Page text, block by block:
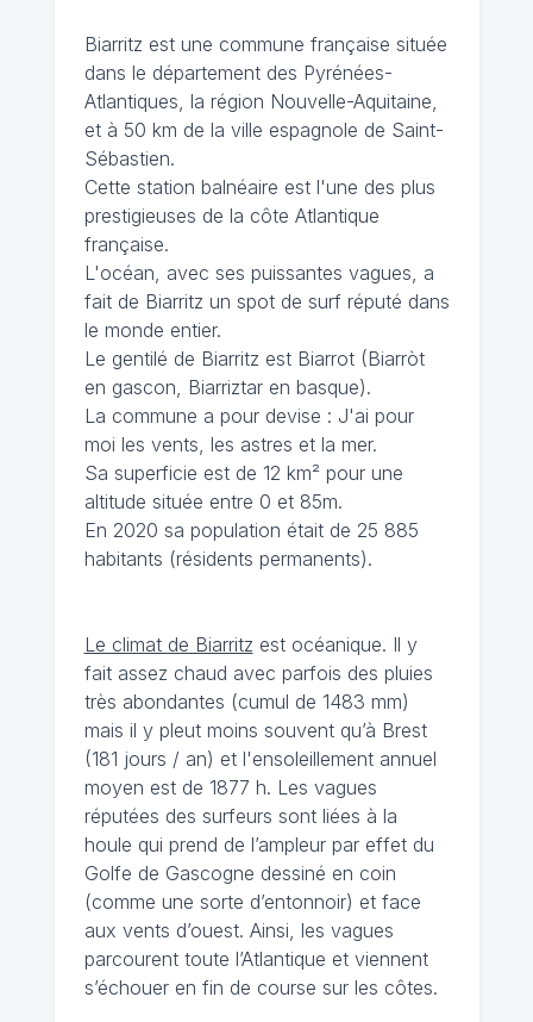
Biarritz est une commune française située
dans le département des Pyrénées-
Atlantiques, la région Nouvelle-Aquitaine,
et à 50 km de la ville espagnole de Saint-
Sébastien.
Cette station balnéaire est l'une des plus
prestigieuses de la côte Atlantique
française.
L'océan, avec ses puissantes vagues, a
fait de Biarritz un spot de surf réputé dans
le monde entier.
Le gentilé de Biarritz est Biarrot (Biarròt
en gascon, Biarriztar en basque).
La commune a pour devise : J'ai pour
moi les vents, les astres et la mer.
Sa superficie est de 12 km² pour une
altitude située entre 0 et 85m.
En 2020 sa population était de 25 885
habitants (résidents permanents).
Le climat de Biarritz est océanique. Il y
fait assez chaud avec parfois des pluies
très abondantes (cumul de 1483 mm)
mais il y pleut moins souvent qu’à Brest
(181 jours / an) et l'ensoleillement annuel
moyen est de 1877 h. Les vagues
réputées des surfeurs sont liées à la
houle qui prend de l’ampleur par effet du
Golfe de Gascogne dessiné en coin
(comme une sorte d’entonnoir) et face
aux vents d’ouest. Ainsi, les vagues
parcourent toute l’Atlantique et viennent
s’échouer en fin de course sur les côtes.